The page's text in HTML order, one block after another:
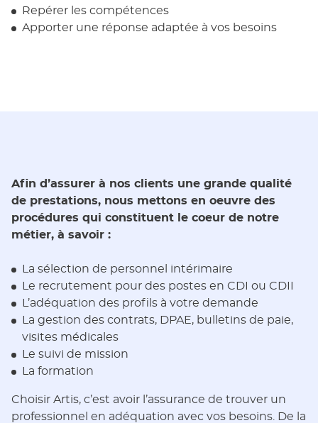
Repérer les compétences
Apporter une réponse adaptée à vos besoins
Afin d’assurer à nos clients une grande qualité
de prestations, nous mettons en oeuvre des
procédures qui constituent le coeur de notre
métier, à savoir :
La sélection de personnel intérimaire
Le recrutement pour des postes en CDI ou CDII
L’adéquation des profils à votre demande
La gestion des contrats, DPAE, bulletins de paie,
visites médicales
Le suivi de mission
La formation
Choisir Artis, c’est avoir l’assurance de trouver un
professionnel en adéquation avec vos besoins. De la